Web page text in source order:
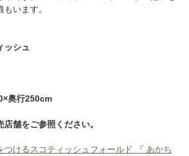
います。
ッシュ
奥行250cm
舗をご参照ください。
つけるスコティッシュフォールド 『 あかち
pecocats